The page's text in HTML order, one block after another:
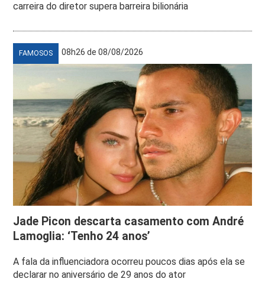
carreira do diretor supera barreira bilionária
FAMOSOS 08h26 de 08/08/2026
Jade Picon descarta casamento com André
Lamoglia: ‘Tenho 24 anos’
A fala da influenciadora ocorreu poucos dias após ela se
declarar no aniversário de 29 anos do ator